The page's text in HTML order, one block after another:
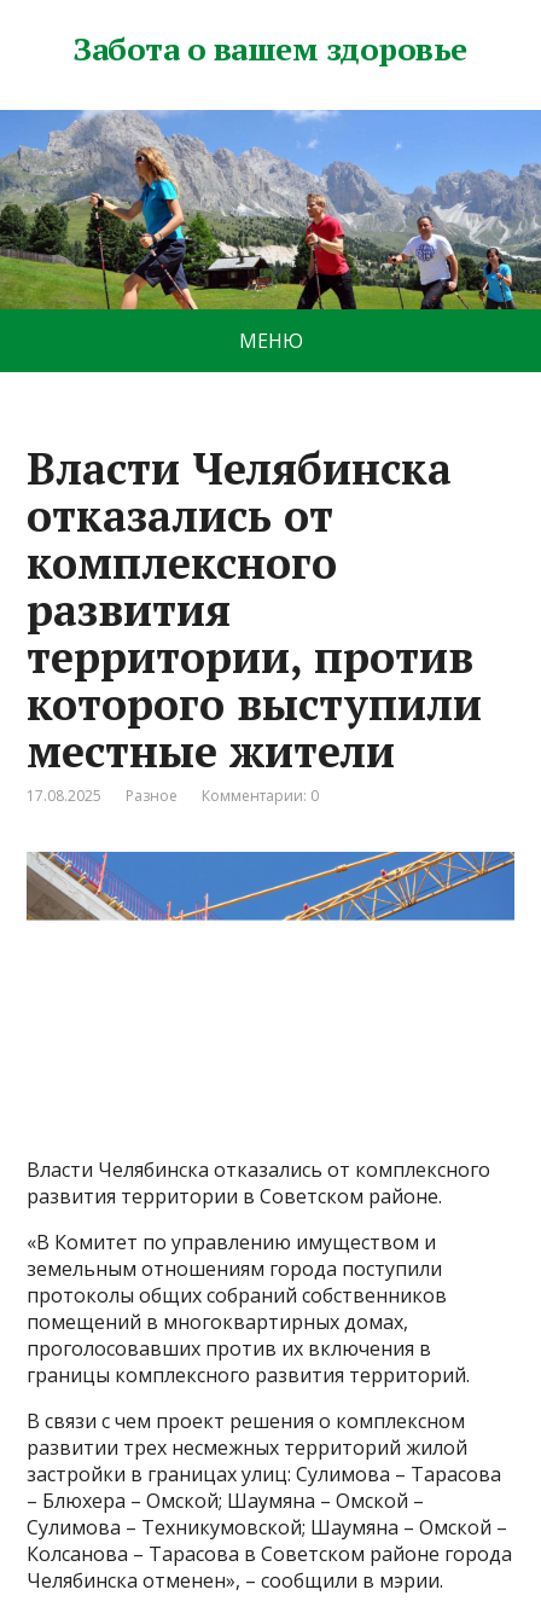
Забота о вашем здоровье
МЕНЮ
Власти Челябинска
отказались от
комплексного
развития
территории, против
которого выступили
местные жители
17.08.2025 Разное Комментарии: 0
Власти Челябинска отказались от комплексного
развития территории в Советском районе.
«В Комитет по управлению имуществом и
земельным отношениям города поступили
протоколы общих собраний собственников
помещений в многоквартирных домах,
проголосовавших против их включения в
границы комплексного развития территорий.
В связи с чем проект решения о комплексном
развитии трех несмежных территорий жилой
застройки в границах улиц: Сулимова – Тарасова
– Блюхера – Омской; Шаумяна – Омской –
Сулимова – Техникумовской; Шаумяна – Омской –
Колсанова – Тарасова в Советском районе города
Челябинска отменен», – сообщили в мэрии.